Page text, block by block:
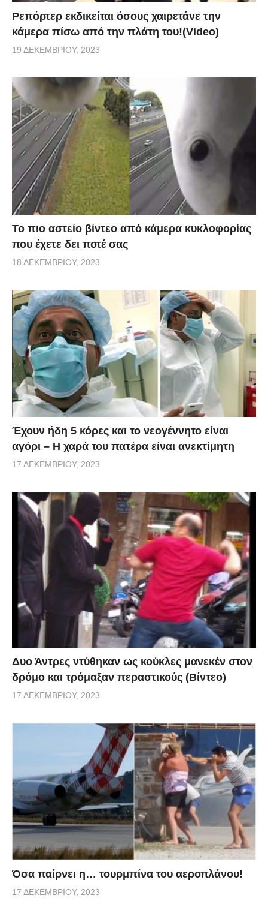
Ρεπόρτερ εκδικείται όσους χαιρετάνε την
κάμερα πίσω από την πλάτη του!(Video)
19 ΔΕΚΕΜΒΡΊΟΥ, 2023
Το πιο αστείο βίντεο από κάμερα κυκλοφορίας
που έχετε δει ποτέ σας
18 ΔΕΚΕΜΒΡΊΟΥ, 2023
Έχουν ήδη 5 κόρες και το νεογέννητο είναι
αγόρι – Η χαρά του πατέρα είναι ανεκτίμητη
17 ΔΕΚΕΜΒΡΊΟΥ, 2023
Δυο Άντρες ντύθηκαν ως κούκλες μανεκέν στον
δρόμο και τρόμαξαν περαστικούς (Βίντεο)
17 ΔΕΚΕΜΒΡΊΟΥ, 2023
Όσα παίρνει η… τουρμπίνα του αεροπλάνου!
17 ΔΕΚΕΜΒΡΊΟΥ, 2023